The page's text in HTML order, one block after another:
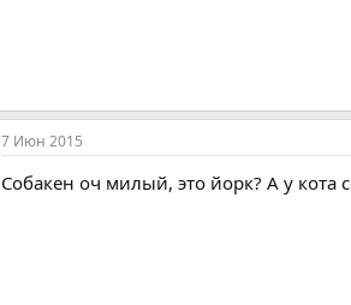
7 Июн 2015
Собакен оч милый, это йорк? А у